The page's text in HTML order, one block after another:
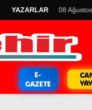
YAZARLAR 08
E-
GAZETE